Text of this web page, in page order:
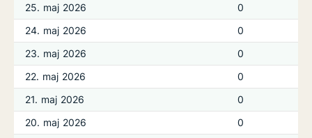
25. maj 2026
0
24. maj 2026
0
23. maj 2026
0
22. maj 2026
0
21. maj 2026
0
20. maj 2026
0